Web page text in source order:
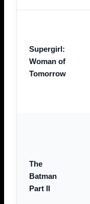
Supergirl:
Woman of
Tomorrow
The
Batman
Part II